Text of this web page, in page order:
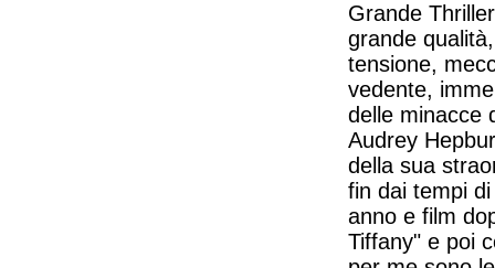
Grande
grande
tensione,
vedente,
delle minacce
Audrey
della sua
fin dai tempi
anno e film
Tiffany" e poi